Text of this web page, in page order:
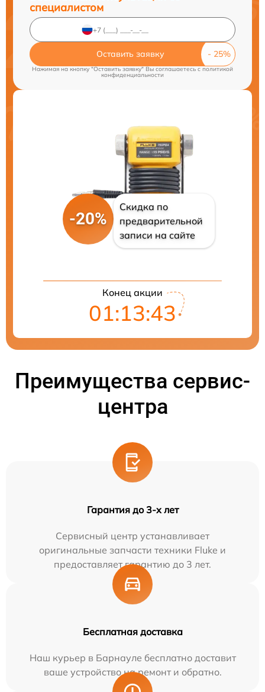
специалистом
Оставить заявку
Нажимая на кнопку "Оставить заявку" Вы соглашаетесь cполитикой
конфиденциальности
-20%
Скидка по
предварительной
записи на сайте
Конец акции
01:13:42
Преимущества сервис-
центра
Гарантия до 3-х лет
Сервисный центр устанавливает
оригинальные запчасти техники Fluke и
предоставляет гарантию до 3 лет.
Бесплатная доставка
Наш курьер в Барнауле бесплатно доставит
ваше устройство на ремонт и обратно.